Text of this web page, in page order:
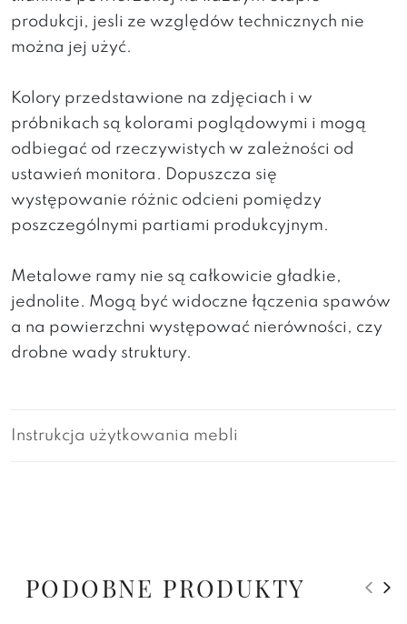
produkcji, jesli ze względów technicznych nie
można jej użyć.
Kolory przedstawione na zdjęciach i w
próbnikach są kolorami poglądowymi i mogą
odbiegać od rzeczywistych w zależności od
ustawień monitora. Dopuszcza się
występowanie różnic odcieni pomiędzy
poszczególnymi partiami produkcyjnym.
Metalowe ramy nie są całkowicie gładkie,
jednolite. Mogą być widoczne łączenia spawów
a na powierzchni występować nierówności, czy
drobne wady struktury.
Instrukcja użytkowania mebli
PODOBNE PRODUKTY